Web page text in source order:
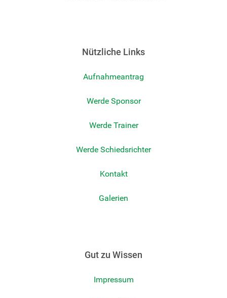
Nützliche Links
Aufnahmeantrag
Werde Sponsor
Werde Trainer
Werde Schiedsrichter
Kontakt
Galerien
Gut zu Wissen
Impressum